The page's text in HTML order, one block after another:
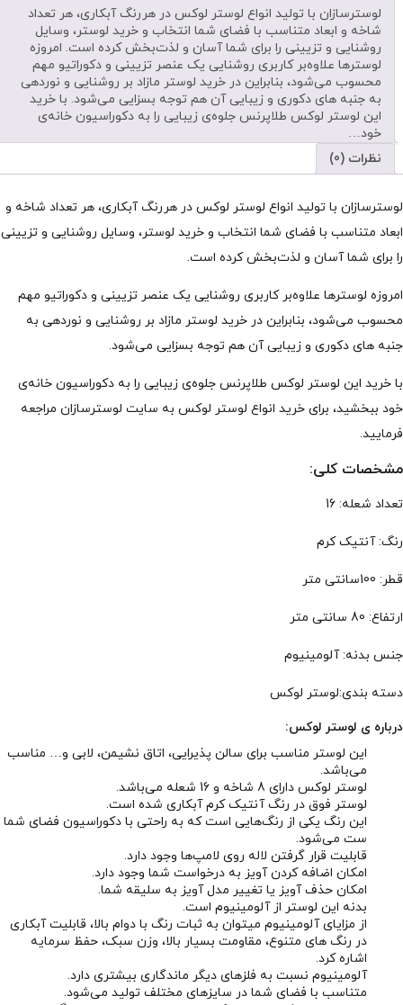
لوسترسازان با تولید انواع لوستر لوکس در هررنگ آبکاری، هر تعداد
شاخه و ابعاد متناسب با فضای شما انتخاب و خرید لوستر، وسایل
روشنایی و تزیینی را برای شما آسان و لذت‌بخش کرده است. امروزه
لوسترها علاوه‌بر کاربری روشنایی یک عنصر تزیینی و دکوراتیو مهم
محسوب می‌شود، بنابراین در خرید لوستر مازاد بر روشنایی و نوردهی
به جنبه های دکوری و زیبایی آن هم توجه بسزایی می‌شود. با خرید
این لوستر لوکس طلاپرنس جلوه‌ی زیبایی را به دکوراسیون خانه‌ی
خود…
نظرات (0)
لوسترسازان با تولید انواع لوستر لوکس در هررنگ آبکاری، هر تعداد شاخه و
ابعاد متناسب با فضای شما انتخاب و خرید لوستر، وسایل روشنایی و تزیینی
را برای شما آسان و لذت‌بخش کرده است.
امروزه لوسترها علاوه‌بر کاربری روشنایی یک عنصر تزیینی و دکوراتیو مهم
محسوب می‌شود، بنابراین در خرید لوستر مازاد بر روشنایی و نوردهی به
جنبه های دکوری و زیبایی آن هم توجه بسزایی می‌شود.
با خرید این لوستر لوکس طلاپرنس جلوه‌ی زیبایی را به دکوراسیون خانه‌ی
خود ببخشید، برای خرید انواع لوستر لوکس به سایت لوسترسازان مراجعه
فرمایید.
مشخصات کلی:
تعداد شعله: 16
رنگ: آنتیک کرم
قطر: 100سانتی متر
ارتفاع: 80 سانتی متر
جنس بدنه: آلومینیوم
دسته بندی:لوستر لوکس
درباره ی لوستر لوکس:
این لوستر مناسب برای سالن پذیرایی، اتاق نشیمن، لابی و… مناسب
می‌باشد.
لوستر لوکس دارای 8 شاخه و 16 شعله می‌باشد.
لوستر فوق در رنگ آنتیک کرم آبکاری شده است.
این رنگ یکی از رنگ‌هایی است که به راحتی با دکوراسیون فضای شما
ست می‌شود.
قابلیت قرار گرفتن لاله روی لامپ‌ها وجود دارد.
امکان اضافه کردن آویز به درخواست شما وجود دارد.
امکان حذف آویز یا تغییر مدل آویز به سلیقه شما.
بدنه این لوستر از آلومینیوم است.
از مزایای آلومینیوم میتوان به ثبات رنگ با دوام بالا، قابلیت آبکاری
در رنگ های متنوع، مقاومت بسیار بالا، وزن سبک، حفظ سرمایه
اشاره کرد.
آلومینیوم نسبت به فلزهای دیگر ماندگاری بیشتری دارد.
متناسب با فضای شما در سایزهای مختلف تولید می‌شود.